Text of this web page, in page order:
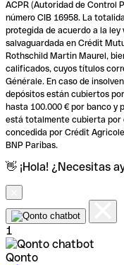
ACPR (Autoridad de Control
número CIB 16958. La
protegida de acuerdo a la
salvaguardada en Crédit
Rothschild Martin Maurel,
calificados, cuyos títulos
Générale. En caso de
depósitos están cubiertos
hasta 100.000 € por banco y
está totalmente cubierta por
concedida por Crédit
BNP Paribas.
👋 ¡Hola! ¿Necesitas
1
Qonto